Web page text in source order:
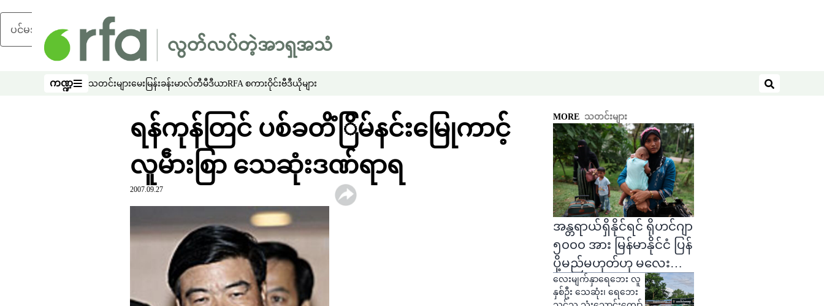
ပင်မအကြောင်းအရာသို့ ကျော်ရန်
ကဏ္ဍ
ကဏ္ဍ သတင်းများမေးမြန်းခန်းမာလ်တီမီဒီယာRFA စကားဝိုင်းဗီဒီယိုများ
ရှာဖွေရန်
ရန်ကုန်တြင် ပစ်ခတိံြိမ်နင်းမြေုကာင့်
လူမဵားစြာ သေဆုံးဒဏ်ရာရ
2007.09.27
MORE သတင်းများ
အန္တရာယ်ရှိနိုင်ရင် ရိုဟင်ဂျာ
၅၀၀၀ အား မြန်မာနိုင်ငံ ပြန်
ပို့မည်မဟုတ်ဟု မလေးရှား
ပြော
လေးမျက်နှာရေဘေး လူ
နှစ်ဦး သေဆုံး၊ ရေဘေး